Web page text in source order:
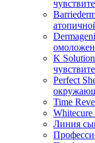
K
Perfect
Time
Линия